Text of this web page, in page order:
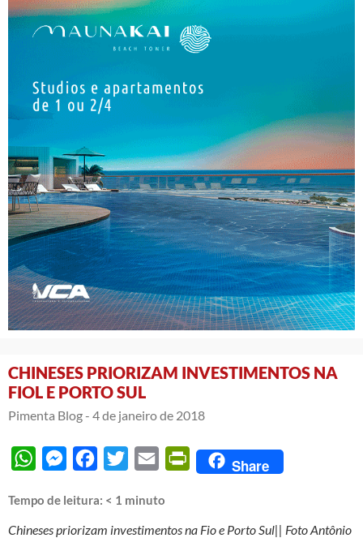
CHINESES PRIORIZAM INVESTIMENTOS NA
FIOL E PORTO SUL
Pimenta Blog - 4 de janeiro de 2018
WhatsAppMessengerFacebook
Twitter Email PrintFriendly
Share
Tempo de leitura: < 1 minuto
Chineses priorizam investimentos na Fio e Porto Sul|| Foto Antônio